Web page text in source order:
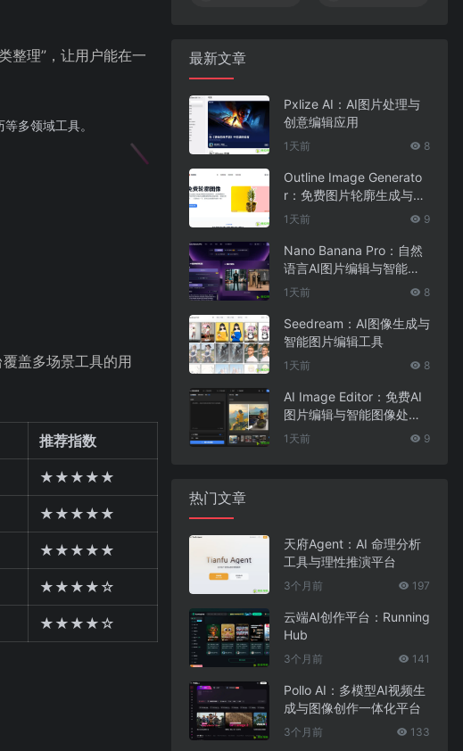
整理”，让用户能在一
多领域工具。
盖多场景工具的用
推荐指数
★★★★★
★★★★★
★★★★★
★★★★☆
★★★★☆
最新文章
Pxlize AI：AI图片处理与
创意编辑应用
1天前 8
Outline Image Generato
r：免费图片轮廓生成与在
线图像编辑工具
1天前 9
Nano Banana Pro：自然
语言AI图片编辑与智能图
像处理工具
1天前 8
Seedream：AI图像生成与
智能图片编辑工具
1天前 8
AI Image Editor：免费AI
图片编辑与智能图像处理
工具
1天前 9
热门文章
天府Agent：AI 命理分析
工具与理性推演平台
3个月前 197
云端AI创作平台：Running
Hub
3个月前 141
Pollo AI：多模型AI视频生
成与图像创作一体化平台
3个月前 133